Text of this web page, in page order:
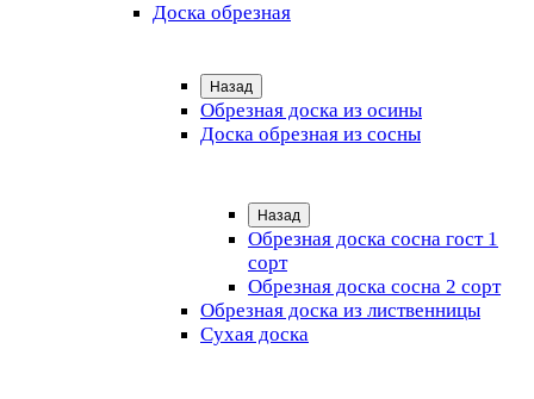
Доска обрезная
Назад
Обрезная доска из осины
Доска обрезная из сосны
Назад
Обрезная доска сосна гост 1
сорт
Обрезная доска сосна 2 сорт
Обрезная доска из лиственницы
Сухая доска